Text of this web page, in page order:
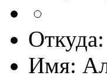
Имя: